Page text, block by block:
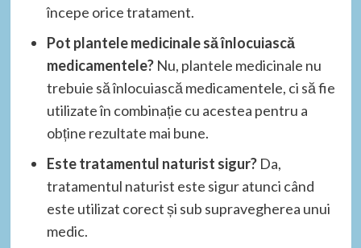
începe orice tratament.
Pot plantele medicinale să înlocuiască
medicamentele?Nu, plantele medicinale nu
trebuie să înlocuiască medicamentele, ci să fie
utilizate în combinație cu acestea pentru a
obține rezultate mai bune.
Este tratamentul naturist sigur?Da,
tratamentul naturist este sigur atunci când
este utilizat corect și sub supravegherea unui
medic.